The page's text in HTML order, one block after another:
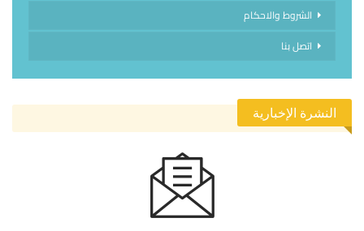
الشروط والاحكام
اتصل بنا
النشرة الإخبارية